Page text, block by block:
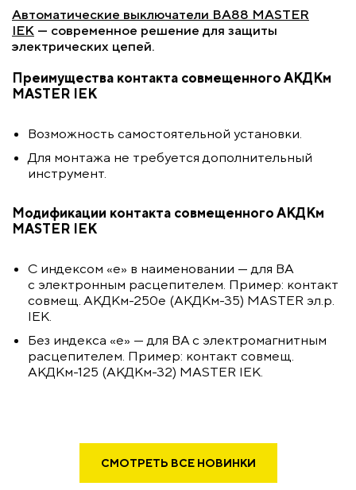
Автоматические выключатели ВА88 MASTER
IEK — современное решение для защиты
электрических цепей.
Преимущества контакта совмещенного АКДКм
MASTER IEK
Возможность самостоятельной установки.
Для монтажа не требуется дополнительный
инструмент.
Модификации контакта совмещенного АКДКм
MASTER IEK
С индексом «е» в наименовании — для ВА
с электронным расцепителем. Пример: контакт
совмещ. АКДКм-250e (АКДКм-35) MASTER эл.р.
IEK.
Без индекса «е» — для ВА с электромагнитным
расцепителем. Пример: контакт совмещ.
АКДКм-125 (АКДКм-32) MASTER IEK.
СМОТРЕТЬ ВСЕ НОВИНКИ